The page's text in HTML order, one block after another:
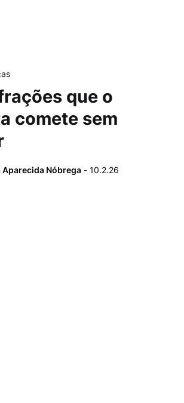
que o
comete sem
Aparecida Nóbrega - 10.2.26